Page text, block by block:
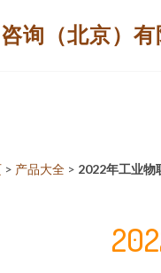
询（北京）有
> 产品大全 > 2022年工业物